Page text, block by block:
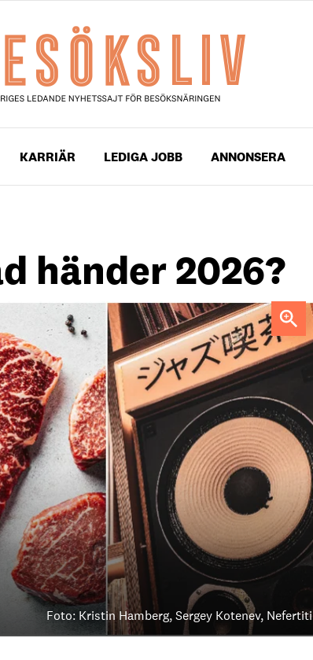
KARRIÄR LEDIGA JOBB ANNONSERA
händer 2026?
Foto: Kristin Hamberg, Sergey Kotenev, Nefertiti